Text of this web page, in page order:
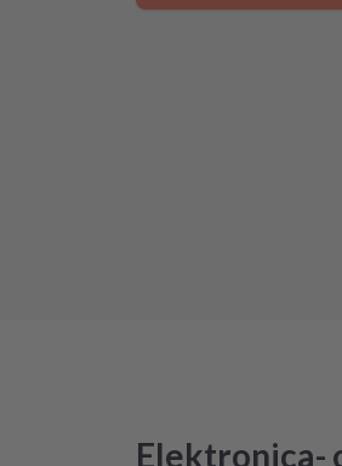
Elektronica-